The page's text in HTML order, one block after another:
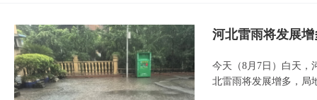
河北雷雨将发展
今天（8月7日）白天，
北雷雨将发展增多，局